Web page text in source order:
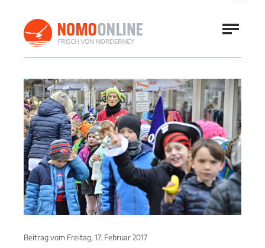
Beitrag vom Freitag, 17. Februar 2017